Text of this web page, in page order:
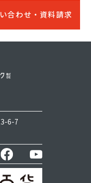
合わせ・資料請求
6-7